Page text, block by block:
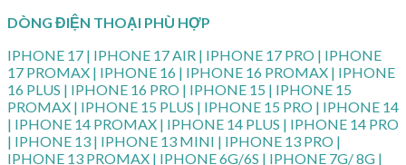
DÒNG ĐIỆN THOẠI PHÙ HỢP
IPHONE 17 | IPHONE 17 AIR | IPHONE 17 PRO | IPHONE
17 PROMAX | IPHONE 16 | IPHONE 16 PROMAX | IPHONE
16 PLUS | IPHONE 16 PRO | IPHONE 15 | IPHONE 15
PROMAX | IPHONE 15 PLUS | IPHONE 15 PRO | IPHONE 14
| IPHONE 14 PROMAX | IPHONE 14 PLUS | IPHONE 14 PRO
| IPHONE 13 | IPHONE 13 MINI | IPHONE 13 PRO |
IPHONE 13 PROMAX | IPHONE 6G/6S | IPHONE 7G/ 8G |